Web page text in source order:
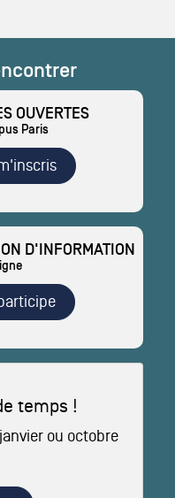
OUVERTES
Paris
D'INFORMATION
temps !
ou octobre